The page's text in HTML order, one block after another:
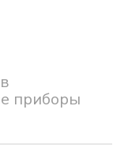
приборы